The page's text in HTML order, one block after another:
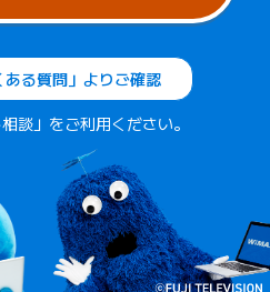
る質問」よりご確認
談」をご利用ください。